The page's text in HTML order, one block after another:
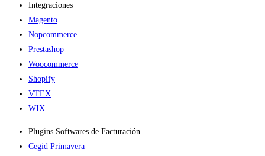
Integraciones
Magento
Nopcommerce
Prestashop
Woocommerce
Shopify
VTEX
WIX
Plugins Softwares de Facturación
Cegid Primavera